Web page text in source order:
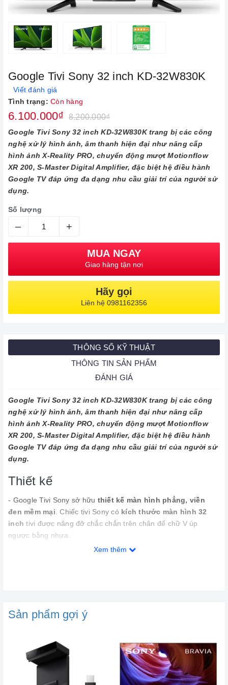
Google Tivi Sony 32 inch KD-32W830K
Viết đánh giá
Tình trạng: Còn hàng
6.100.000₫ 8.200.000₫
Google Tivi Sony 32 inch KD-32W830K trang bị các công
nghệ xử lý hình ảnh, âm thanh hiện đại như nâng cấp
hình ảnh X-Reality PRO, chuyển động mượt Motionflow
XR 200, S-Master Digital Amplifier, đặc biệt hệ điều hành
Google TV đáp ứng đa dạng nhu cầu giải trí của người sử
dụng.
Số lượng
– +
MUA NGAY
Giao hàng tận nơi
Hãy gọi
Liên hệ 0981162356
THÔNG SỐ KỸ THUẬT
THÔNG TIN SẢN PHẨM
ĐÁNH GIÁ
Google Tivi Sony 32 inch KD-32W830K trang bị các công
nghệ xử lý hình ảnh, âm thanh hiện đại như nâng cấp
hình ảnh X-Reality PRO, chuyển động mượt Motionflow
XR 200, S-Master Digital Amplifier, đặc biệt hệ điều hành
Google TV đáp ứng đa dạng nhu cầu giải trí của người sử
dụng.
Thiết kế
- Google Tivi Sony sở hữu thiết kế màn hình phẳng, viền
đen mềm mại. Chiếc tivi Sony có kích thước màn hình 32
inch tivi được nâng đỡ chắc chắn trên chân đế chữ V úp
ngược bằng nhựa.
- Sản phẩm là sự chọn phù hợp cho các không gian phòng
Xem thêm
Sản phẩm gợi ý